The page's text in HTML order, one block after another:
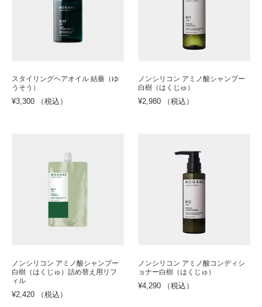
スタイリングヘアオイル 結薔（ゆ
うそう）
¥3,300 （税込）
ノンシリコン アミノ酸シャンプー
白樹（はくじゅ）
¥2,980 （税込）
ノンシリコン アミノ酸シャンプー
白樹（はくじゅ）詰め替え用リフ
ィル
¥2,420 （税込）
ノンシリコン アミノ酸コンディシ
ョナー白樹（はくじゅ）
¥4,290 （税込）